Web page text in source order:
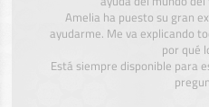
Amelia ha puesto su gran
ayudarme. Me va explicando
por qué
Está siempre disponible para